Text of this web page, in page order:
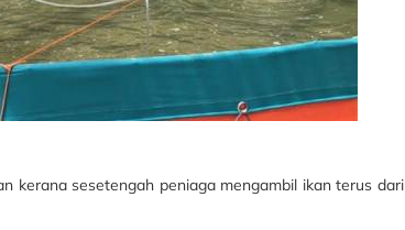
kerana sesetengah peniaga mengambil ikan terus